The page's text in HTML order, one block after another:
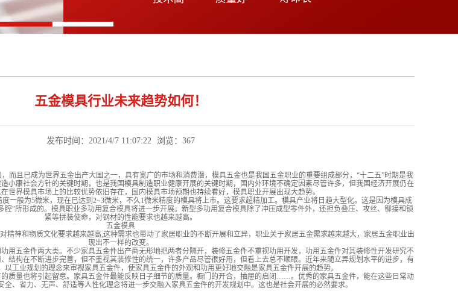
五金模具行业未来趋势如何！
发布时间：2021/4/7 11:07:22 浏览： 367
而且已成为世界五金出产大国之一，具有宽广的市场和消费潜，模具五金也是我国五金职业的重要组成部分，“十二五”时期是我
小康社会方针的关键时期，也是我国模具制造职业健康开展的关键时期，国内外环境不确定因素尽管许多，但我国经济开展仍在
世界模具市场上的比较优势依旧存在，国内模具市场预期也持续看好，模具职业开展出现大趋势。
般为5微米，现在已达到2~3微米，不久1微米精度的模具将上市。这要求超精加工。模具产业将日趋大型化。这是因为模具成
"所形成的。模具职业多功用复合模具将进一步开展。新型多功用复合模具除了冲压成型零件外，还担负叠压、攻丝、铆接和锁
紧等拼装使命，对钢材的性能要求也越来越高。
五金模具
神和物质文化要求越来越高,这种需求也带动了家居职业的不断开展和立异，职业关于家居五金需求越来越大，家居五金职业出
现出不一样的改变。
五金件两大类。不少家具五金件出产商无形地把两者分隔开，装修五金件不重视功用开发，功用五金件对其装修性开发研究不
结构在不断进步完善，但不重视其装修性的统一，许多产品尽管很好用，但看上去总不顺眼。近年来随立异规划水平的进步，有
以工业规划的理念来审视家具五金件，使家具五金件的外观和功用更好地交融是家具五金件开展的趋势。
量也将引起留意。家具五金件最能反映日子细节的质量。橱门的开合，抽屉的启闭……。优秀的家具五金件，能在这些日常动
、省力、无声、舒适等人性化理念将进一步交融入家具五金件的开发规划中。这也是社会开展的必然要求。